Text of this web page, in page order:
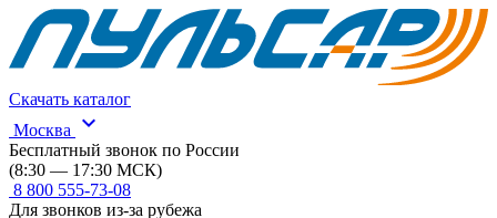
Скачать каталог
Москва
expand_more
Бесплатный звонок по России
(8:30 — 17:30 МСК)
8 800 555-73-08
Для звонков из-за рубежа